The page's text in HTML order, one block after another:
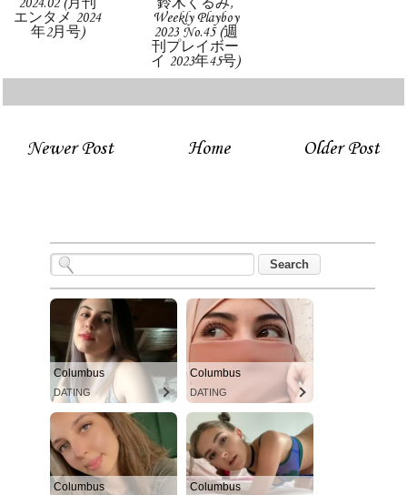
2024.02 (月刊
エンタメ 2024
年2月号)
鈴木くるみ,
Weekly Playboy
2023 No.45 (週
刊プレイボー
イ 2023年45号)
Newer Post Older Post
Home
Columbus
DATING
Columbus
DATING
Columbus Columbus